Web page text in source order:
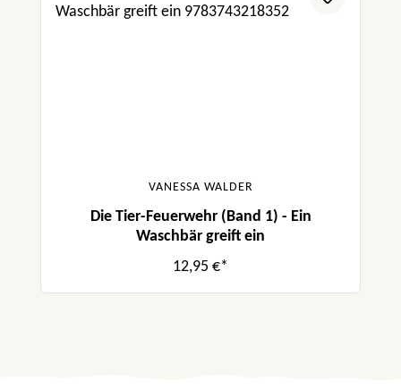
VANESSA WALDER
Die Tier-Feuerwehr (Band 1) - Ein
Waschbär greift ein
12,95 €*